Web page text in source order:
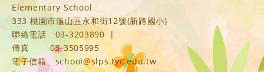
Elementary School
333 桃園市龜山區永和街12號(新路國小)
聯絡電話
03-3203890
|
傳真
03-3505995
電子信箱
school@slps.tyc.edu.tw